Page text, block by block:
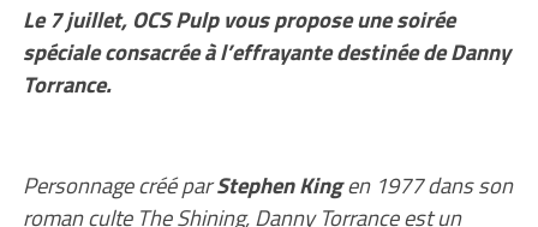
Le 7 juillet, OCS Pulp vous propose une soirée
spéciale consacrée à l’effrayante destinée de Danny
Torrance.
Personnage créé parStephen Kingen 1977 dans son
roman culte The Shining, Danny Torrance est un